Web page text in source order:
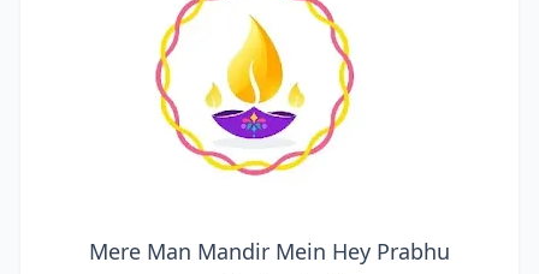
Mere Man Mandir Mein Hey Prabhu